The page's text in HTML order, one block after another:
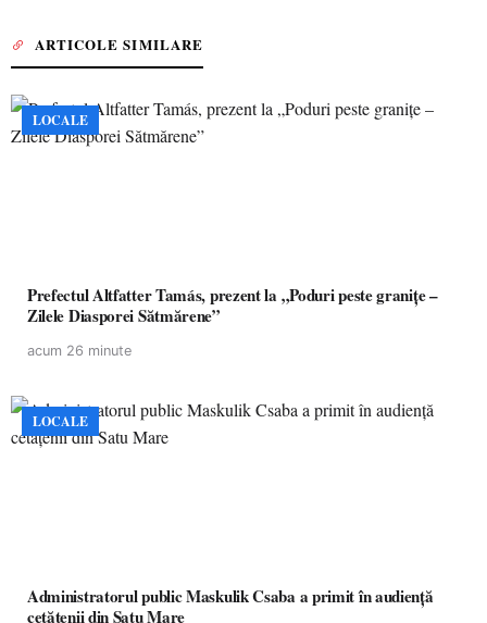
ARTICOLE SIMILARE
LOCALE
Prefectul Altfatter Tamás, prezent la „Poduri peste granițe –
Zilele Diasporei Sătmărene”
acum 26 minute
LOCALE
Administratorul public Maskulik Csaba a primit în audiență
cetățenii din Satu Mare